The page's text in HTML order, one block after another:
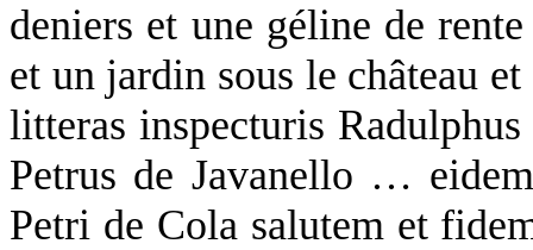
deniers et une géline de
et un jardin sous le château
litteras inspecturis
Petrus de Javanello …
Petri de Cola salutem et